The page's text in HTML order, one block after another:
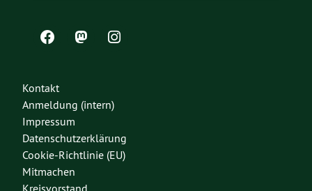
Kontakt
Anmeldung (intern)
Impressum
Datenschutzerklärung
Cookie-Richtlinie (EU)
Mitmachen